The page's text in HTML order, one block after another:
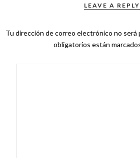
LEAVE A REPLY
Tu dirección de correo electrónico no será
obligatorios están